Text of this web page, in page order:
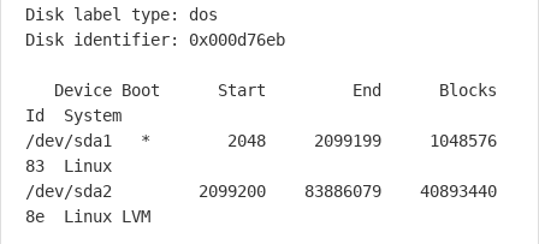
Disk label type: dos
Disk identifier: 0x000d76eb
Id  System
/dev/sda1   *        2048     2099199     1048576
83  Linux
/dev/sda2         2099200    83886079    40893440
8e  Linux LVM